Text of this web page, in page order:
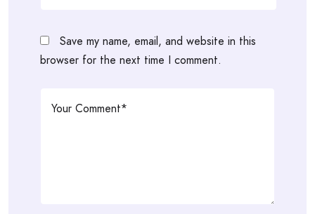
Save my name, email, and website in this
browser for the next time I comment.